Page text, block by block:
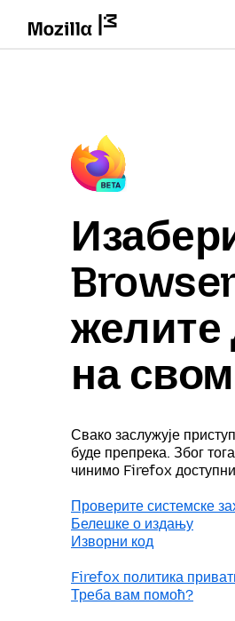
Browser
желите
на свом
Свако заслужује
буде препрека. Због
чинимо Firefox
Проверите системске
Белешке о издању
Изворни код
Firefox политика
Треба вам помоћ?